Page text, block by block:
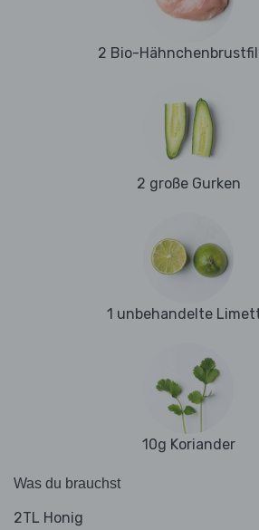
2 Bio-
2 große Gurken
1 unbehandelte
10g Koriander
Was du brauchst
2TL Honig